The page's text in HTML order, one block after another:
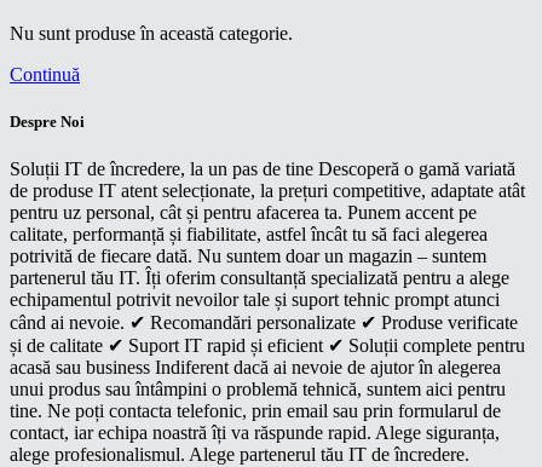
Nu sunt produse în această categorie.
Continuă
Despre Noi
Soluții IT de încredere, la un pas de tine Descoperă o gamă variată
de produse IT atent selecționate, la prețuri competitive, adaptate atât
pentru uz personal, cât și pentru afacerea ta. Punem accent pe
calitate, performanță și fiabilitate, astfel încât tu să faci alegerea
potrivită de fiecare dată. Nu suntem doar un magazin – suntem
partenerul tău IT. Îți oferim consultanță specializată pentru a alege
echipamentul potrivit nevoilor tale și suport tehnic prompt atunci
când ai nevoie. ✔ Recomandări personalizate ✔ Produse verificate
și de calitate ✔ Suport IT rapid și eficient ✔ Soluții complete pentru
acasă sau business Indiferent dacă ai nevoie de ajutor în alegerea
unui produs sau întâmpini o problemă tehnică, suntem aici pentru
tine. Ne poți contacta telefonic, prin email sau prin formularul de
contact, iar echipa noastră îți va răspunde rapid. Alege siguranța,
alege profesionalismul. Alege partenerul tău IT de încredere.